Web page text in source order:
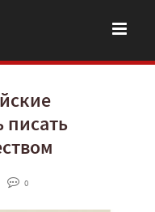
писать
0